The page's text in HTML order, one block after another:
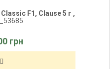
F1, Clause 5 г ,
грн